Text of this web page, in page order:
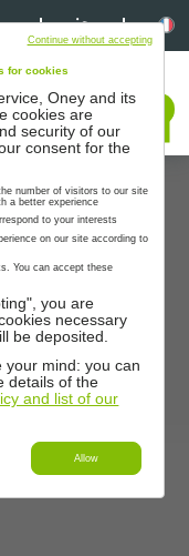
Linkedin
Linkedin
Ressources
Votre espace
Nous contacter
for cookies
Oney and its
cookies are
security of our
consent for the
number of visitors to our site
a better experience
to your interests
on our site according to
You can accept these
you are
necessary
be deposited.
your mind: you can
details of the
and list of our
Allow
Continue without accepting